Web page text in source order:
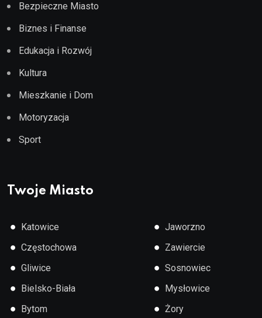
Bezpieczne Miasto
Biznes i Finanse
Edukacja i Rozwój
Kultura
Mieszkanie i Dom
Motoryzacja
Sport
Twoje Miasto
● Katowice
● Częstochowa
● Gliwice
● Bielsko-Biała
● Bytom
● Jaworzno
● Zawiercie
● Sosnowiec
● Mysłowice
● Żory